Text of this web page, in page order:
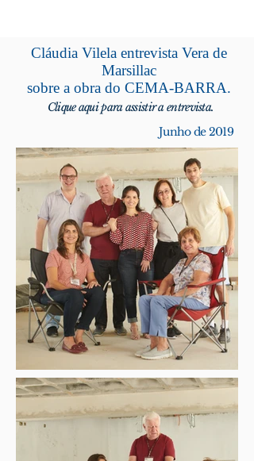
Cláudia Vilela entrevista Vera de
Marsillac
sobre a obra do CEMA-BARRA.
Clique aqui para assistir a entrevista.
Junho de 2019